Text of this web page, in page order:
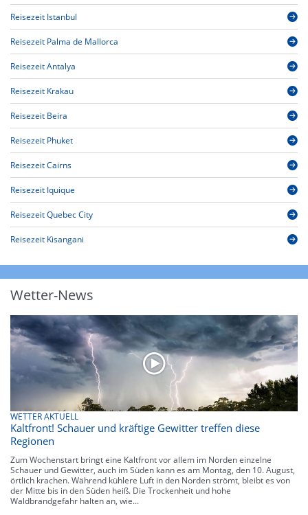
Reisezeit Istanbul
Reisezeit Palma de Mallorca
Reisezeit Antalya
Reisezeit Krakau
Reisezeit Beira
Reisezeit Phuket
Reisezeit Cairns
Reisezeit Iquique
Reisezeit Quebec City
Reisezeit Kisangani
Wetter-News
WETTER AKTUELL
Kaltfront! Schauer und kräftige Gewitter treffen diese
Regionen
Zum Wochenstart bringt eine Kaltfront vor allem im Norden einzelne
Schauer und Gewitter, auch im Süden kann es am Montag, den 10. August,
örtlich krachen. Während kühlere Luft in den Norden strömt, bleibt es von
der Mitte bis in den Süden heiß. Die Trockenheit und hohe
Waldbrandgefahr halten an, wie...